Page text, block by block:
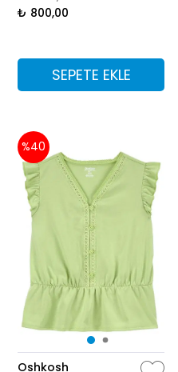
₺ 800,00
SEPETE EKLE
%40
Oshkosh